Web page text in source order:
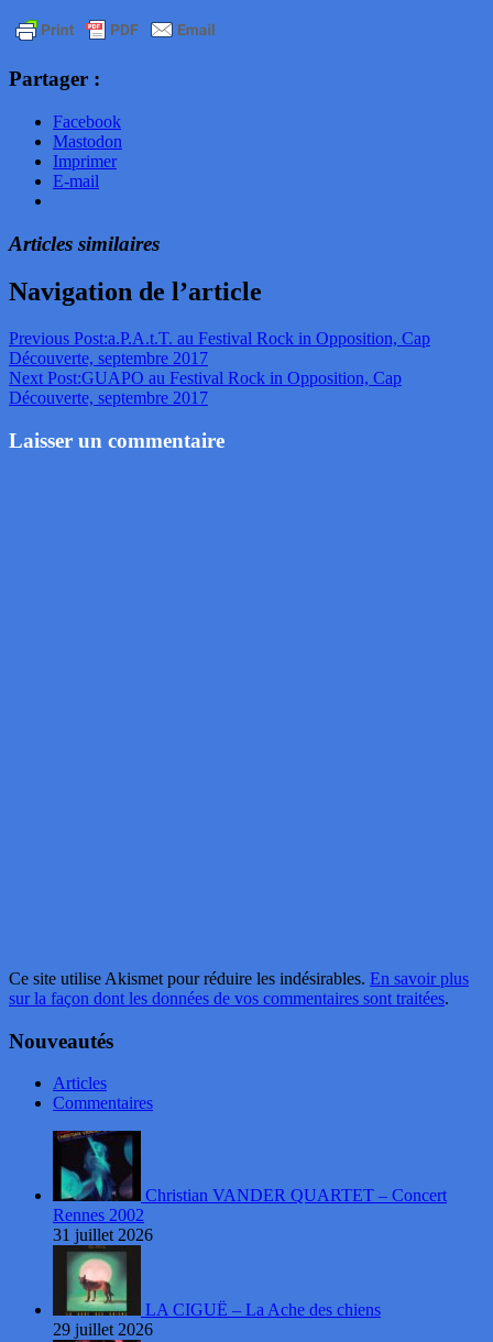
Partager :
Facebook
Mastodon
Imprimer
E-mail
Articles similaires
Navigation de l’article
Previous Post:a.P.A.t.T. au Festival Rock in Opposition, Cap
Découverte, septembre 2017
Next Post:GUAPO au Festival Rock in Opposition, Cap
Découverte, septembre 2017
Laisser un commentaire
Ce site utilise Akismet pour réduire les indésirables. En savoir plus
sur la façon dont les données de vos commentaires sont traitées.
Nouveautés
Articles
Commentaires
Christian VANDER QUARTET – Concert
Rennes 2002
31 juillet 2026
LA CIGUË – La Ache des chiens
29 juillet 2026